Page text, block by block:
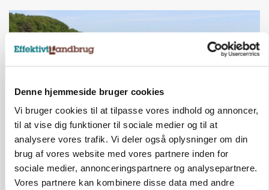
Denne hjemmeside bruger cookies
Vi bruger cookies til at tilpasse vores indhold og annoncer,
til at vise dig funktioner til sociale medier og til at
analysere vores trafik. Vi deler også oplysninger om din
brug af vores website med vores partnere inden for
sociale medier, annonceringspartnere og analysepartnere.
Vores partnere kan kombinere disse data med andre
KVÆG
Snart kan man søge tilskud til naturprojekter